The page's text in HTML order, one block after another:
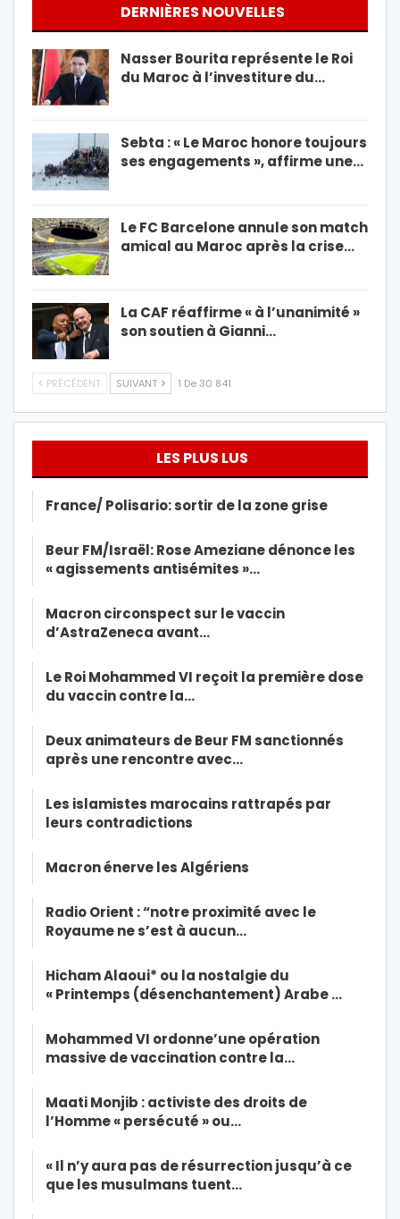
DERNIÈRES NOUVELLES
Nasser Bourita représente le Roi
du Maroc à l’investiture du…
Sebta : « Le Maroc honore toujours
ses engagements », affirme une…
Le FC Barcelone annule son match
amical au Maroc après la crise…
La CAF réaffirme « à l’unanimité »
son soutien à Gianni…
PRÉCÉDENT SUIVANT 1 De 30 841
LES PLUS LUS
France/ Polisario: sortir de la zone grise
Beur FM/Israël: Rose Ameziane dénonce les
« agissements antisémites »…
Macron circonspect sur le vaccin
d’AstraZeneca avant…
Le Roi Mohammed VI reçoit la première dose
du vaccin contre la…
Deux animateurs de Beur FM sanctionnés
après une rencontre avec…
Les islamistes marocains rattrapés par
leurs contradictions
Macron énerve les Algériens
Radio Orient : “notre proximité avec le
Royaume ne s’est à aucun…
Hicham Alaoui* ou la nostalgie du
« Printemps (désenchantement) Arabe …
Mohammed VI ordonne’une opération
massive de vaccination contre la…
Maati Monjib : activiste des droits de
l’Homme « persécuté » ou…
« Il n’y aura pas de résurrection jusqu’à ce
que les musulmans tuent…